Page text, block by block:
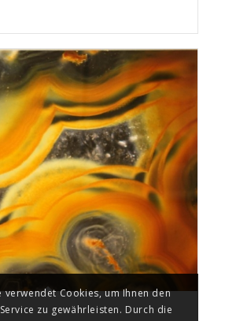
verwendet Cookies, um Ihnen den
zu gewährleisten. Durch die